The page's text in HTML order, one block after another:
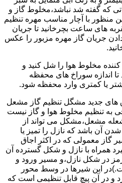
که گفته شد نباشد،مخلوط گاز و
منظور با آچار مناسب مهره تنظیم
های ساعت بچرخانید تا جریان
جریان گاز مهره مزبور را عکس
کننده مخلوط هوا را شل کنید و
اندازه سوراخ های محفظه
یا کمتری وارد محفظه شود.
های جدید مشگل تنظیم گاز مشعل
به تنظیم مخلوط هوا و گاز نیست
مشعل،مشکل می تواند از
آن باشد که نازل را تمیز یا
معمولی که در اکثر اجاق
همراه با نازل و شکل گسترده آن
در شکل نازل،و مسیر ورود و
این شیرها در وسط محور
در آن پیچ قابل تنظیمی است که